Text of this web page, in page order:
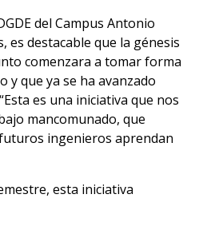
del Campus Antonio
es destacable que la génesis
comenzara a tomar forma
y que ya se ha avanzado
es una iniciativa que nos
mancomunado, que
ingenieros aprendan
esta iniciativa